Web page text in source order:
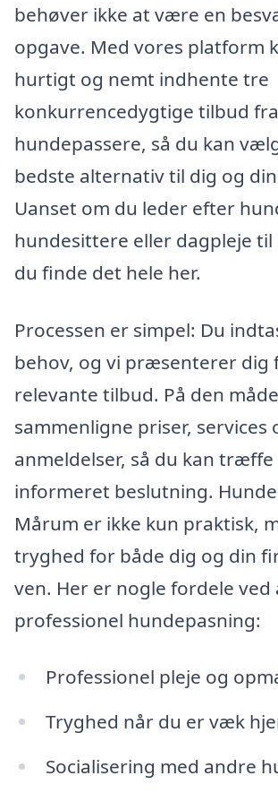
behøver ikke at være en
opgave. Med vores platform
hurtigt og nemt indhente tre
konkurrencedygtige tilbud
hundepassere, så du kan
bedste alternativ til dig og
Uanset om du leder efter
hundesittere eller dagpleje til
du finde det hele her.
Processen er simpel: Du
behov, og vi præsenterer dig
relevante tilbud. På den
sammenligne priser, services
anmeldelser, så du kan træffe
informeret beslutning.
Mårum er ikke kun praktisk,
tryghed for både dig og din
ven. Her er nogle fordele
professionel hundepasning:
Professionel pleje og
Tryghed når du er væk
Socialisering med andre